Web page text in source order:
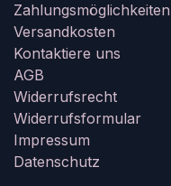
Zahlungsmöglichkeiten
Versandkosten
Kontaktiere uns
AGB
Widerrufsrecht
Widerrufsformular
Impressum
Datenschutz